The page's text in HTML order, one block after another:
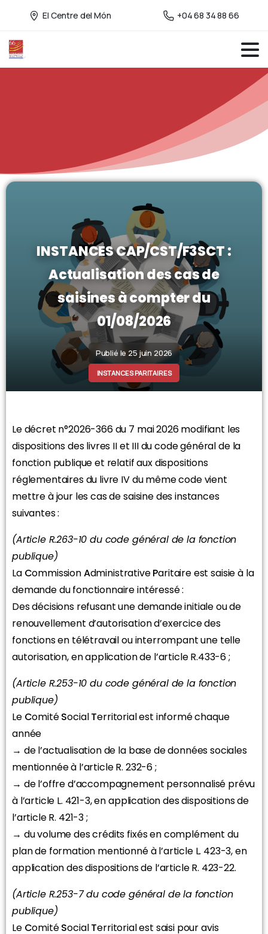
El Centre del Món +04 68 34 88 66
INSTANCES CAP/CST/F3SCT :
Actualisation des cas de
saisines à compter du
01/08/2026
Publié le 25 juin 2026
INSTANCES PARITAIRES
Le décret n°2026-366 du 7 mai 2026 modifiant les
dispositions des livres II et III du code général de la
fonction publique et relatif aux dispositions
réglementaires du livre IV du même code vient
mettre à jour les cas de saisine des instances
suivantes :
(Article R.263-10 du code général de la fonction
publique)
La CommissionAdministrativeParitaire est saisie à la
demande du fonctionnaire intéressé :
Des décisions refusant une demande initiale ou de
renouvellement d’autorisation d’exercice des
fonctions en télétravail ou interrompant une telle
autorisation, en application de l’article R.433-6 ;
(Article R.253-10 du code général de la fonction
publique)
Le ComitéSocialTerritorial est informé chaque
année
→ de l’actualisation de la base de données sociales
mentionnée à l’article R. 232-6 ;
→ de l’offre d’accompagnement personnalisé prévu
à l’article L. 421-3, en application des dispositions de
l’article R. 421-3 ;
→ du volume des crédits fixés en complément du
plan de formation mentionné à l’article L. 423-3, en
application des dispositions de l’article R. 423-22.
(Article R.253-7 du code général de la fonction
publique)
Le ComitéSocialTerritorial est saisi pour avis